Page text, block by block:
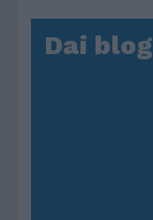
Dai blog